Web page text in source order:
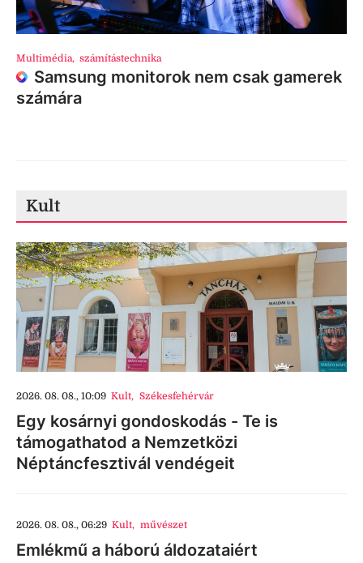
Multimédia, számítástechnika
Samsung monitorok nem csak gamerek
számára
Kult
2026. 08. 08., 10:09 Kult, Székesfehérvár
Egy kosárnyi gondoskodás - Te is
támogathatod a Nemzetközi
Néptáncfesztivál vendégeit
2026. 08. 08., 06:29 Kult, művészet
Emlékmű a háború áldozataiért